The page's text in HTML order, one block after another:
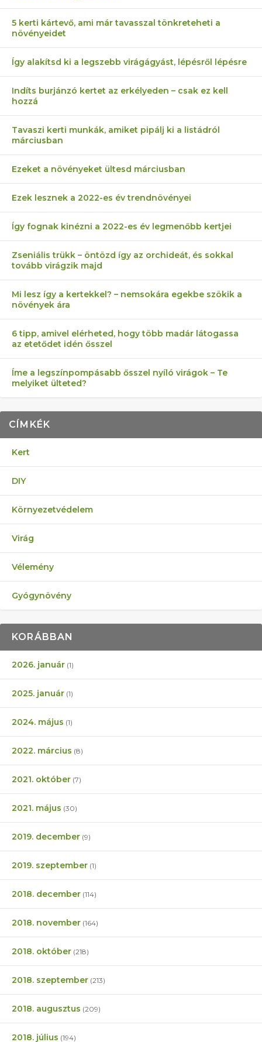
5 kerti kártevő, ami már tavasszal tönkreteheti a
növényeidet
Így alakítsd ki a legszebb virágágyást, lépésről lépésre
Indíts burjánzó kertet az erkélyeden – csak ez kell
hozzá
Tavaszi kerti munkák, amiket pipálj ki a listádról
márciusban
Ezeket a növényeket ültesd márciusban
Ezek lesznek a 2022-es év trendnövényei
Így fognak kinézni a 2022-es év legmenőbb kertjei
Zseniális trükk – öntözd így az orchideát, és sokkal
tovább virágzik majd
Mi lesz így a kertekkel? – nemsokára egekbe szökik a
növények ára
6 tipp, amivel elérheted, hogy több madár látogassa
az etetődet idén ősszel
Íme a legszínpompásabb ősszel nyíló virágok – Te
melyiket ülteted?
CÍMKÉK
Kert
DIY
Környezetvédelem
Virág
Vélemény
Gyógynövény
KORÁBBAN
2026. január (1)
2025. január (1)
2024. május (1)
2022. március (8)
2021. október (7)
2021. május (30)
2019. december (9)
2019. szeptember (1)
2018. december (114)
2018. november (164)
2018. október (218)
2018. szeptember (213)
2018. augusztus (209)
2018. július (194)